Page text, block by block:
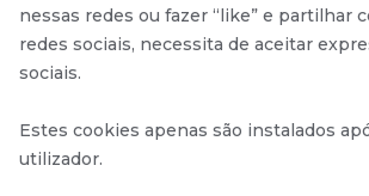
nessas redes ou fazer “like” e partilhar
redes sociais, necessita de aceitar
sociais.
Estes cookies apenas são instalados
utilizador.